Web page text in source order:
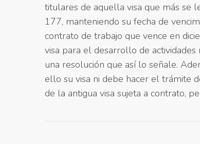
titulares de aquella visa que más se
177, manteniendo su fecha de
contrato de trabajo que vence en
visa para el desarrollo de
una resolución que así lo señale.
ello su visa ni debe hacer el trámite
de la antigua visa sujeta a contrato,